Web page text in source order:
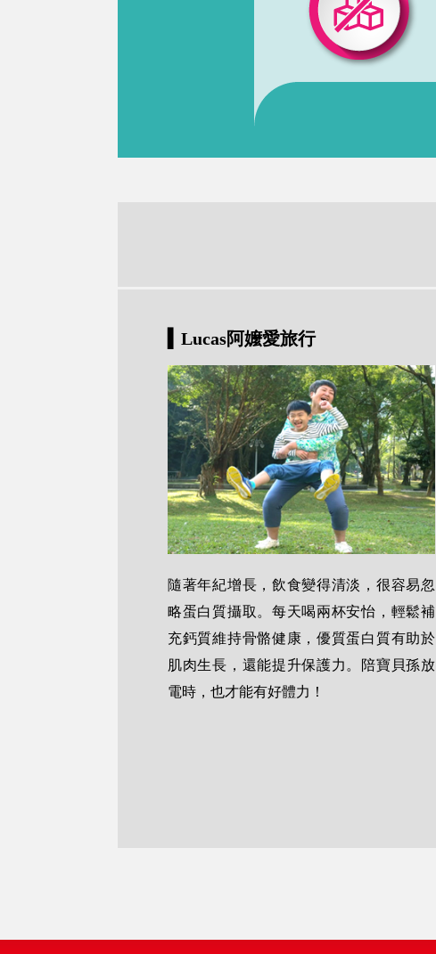
▍Lucas阿嬤愛旅行
隨著年紀增長，飲食變得清淡，很容易忽
略蛋白質攝取。每天喝兩杯安怡，輕鬆補
充鈣質維持骨骼健康，優質蛋白質有助於
肌肉生長，還能提升保護力。陪寶貝孫放
電時，也才能有好體力！